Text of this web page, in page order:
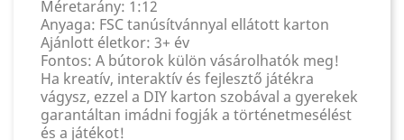
Méretarány: 1:12
Anyaga: FSC tanúsítvánnyal ellátott karton
Ajánlott életkor: 3+ év
Fontos: A bútorok külön vásárolhatók meg!
Ha kreatív, interaktív és fejlesztő játékra
vágysz, ezzel a DIY karton szobával a gyerekek
garantáltan imádni fogják a történetmesélést
és a játékot!